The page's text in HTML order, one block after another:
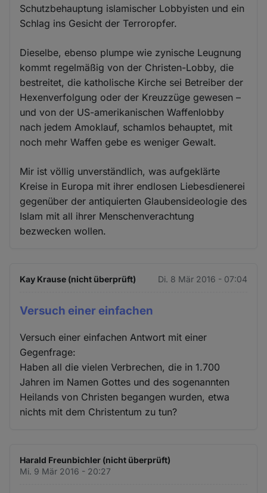
Schutzbehauptung islamischer Lobbyisten und ein
Schlag ins Gesicht der Terroropfer.
Dieselbe, ebenso plumpe wie zynische Leugnung
kommt regelmäßig von der Christen-Lobby, die
bestreitet, die katholische Kirche sei Betreiber der
Hexenverfolgung oder der Kreuzzüge gewesen –
und von der US-amerikanischen Waffenlobby
nach jedem Amoklauf, schamlos behauptet, mit
noch mehr Waffen gebe es weniger Gewalt.
Mir ist völlig unverständlich, was aufgeklärte
Kreise in Europa mit ihrer endlosen Liebesdienerei
gegenüber der antiquierten Glaubensideologie des
Islam mit all ihrer Menschenverachtung
bezwecken wollen.
Kay Krause (nicht überprüft) Di. 8 Mär 2016 - 07:04
Versuch einer einfachen
Versuch einer einfachen Antwort mit einer
Gegenfrage:
Haben all die vielen Verbrechen, die in 1.700
Jahren im Namen Gottes und des sogenannten
Heilands von Christen begangen wurden, etwa
nichts mit dem Christentum zu tun?
Harald Freunbichler (nicht überprüft)
Mi. 9 Mär 2016 - 20:27